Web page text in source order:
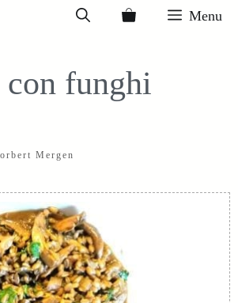
Menu
funghi
Mergen